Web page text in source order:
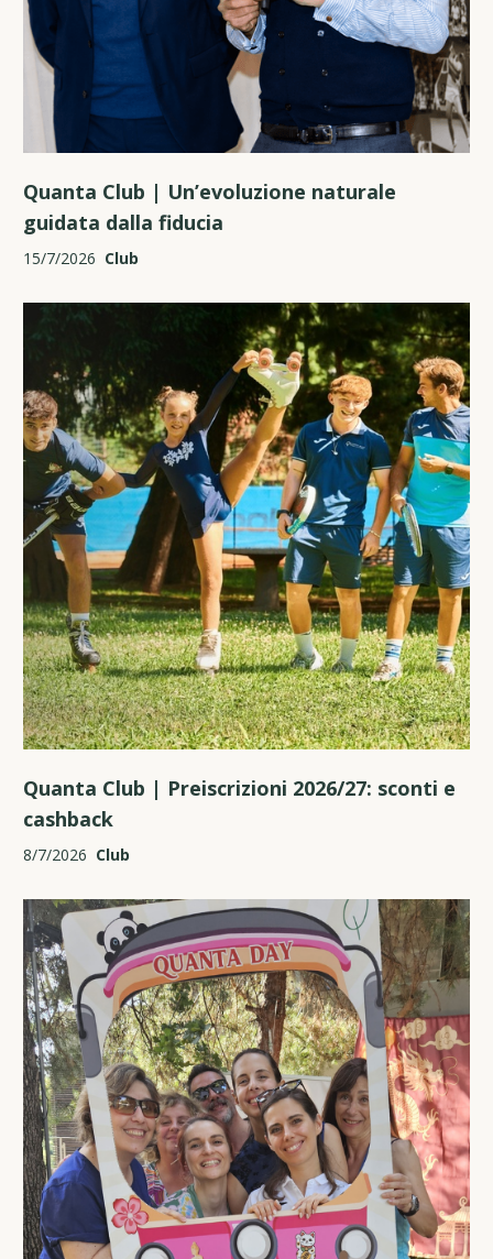
Quanta Club | Un’evoluzione naturale
guidata dalla fiducia
15/7/2026 Club
Quanta Club | Preiscrizioni 2026/27: sconti e
cashback
8/7/2026 Club